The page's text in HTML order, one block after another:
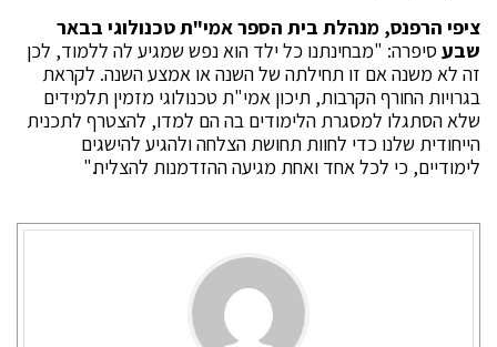
ציפי הרפנס, מנהלת בית הספר אמי"ת טכנולוגי בבאר
שבעסיפרה: "מבחינתנו כל ילד הוא נפש שמגיע לה ללמוד, לכן
זה לא משנה אם זו תחילתה של השנה או אמצע השנה. לקראת
בגרויות החורף הקרבות, תיכון אמי"ת טכנולוגי מזמין תלמידים
שלא הסתגלו למסגרת הלימודים בה הם למדו, להצטרף לתכנית
הייחודית שלנו כדי לחוות תחושת הצלחה ולהגיע להישגים
לימודיים, כי לכל אחד ואחת מגיעה ההזדמנות להצליח."